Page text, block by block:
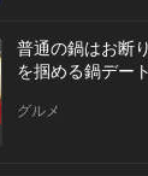
普通の鍋はお断
を掴める鍋デー
グルメ